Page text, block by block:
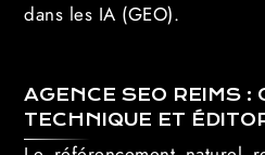
dans les IA (GEO).
AGENCE SEO REIMS :
TECHNIQUE ET